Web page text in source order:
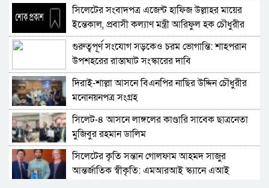
সিলেটের সংবাদপত্র এজেন্ট হাফিজ উল্লাহর মায়ের
ইন্তেকাল, প্রবাসী কল্যাণ মন্ত্রী আরিফুল হক চৌধুরীর
শোক
গুরুত্বপূর্ণ সংযোগ সড়কেও চরম ভোগান্তি: শাহপরান
উপশহরের রাস্তাঘাট সংস্কারের দাবি
দিরাই-শাল্লা আসনে বিএনপির নাছির উদ্দিন চৌধুরীর
মনোনয়নপত্র সংগ্রহ
সিলেট-৪ আসনে লাঙ্গলের কাণ্ডারি সাবেক ছাত্রনেতা
মুজিবুর রহমান ডালিম
সিলেটের কৃতি সন্তান গোলফাম আহমদ সাজুর
আন্তর্জাতিক স্বীকৃতি: এমআরআই স্ক্যানে এআই